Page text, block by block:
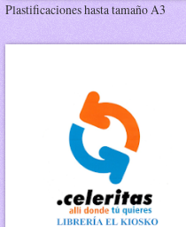
Plastificaciones hasta tamaño A3